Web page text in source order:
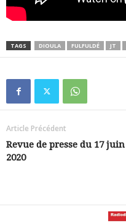
TAGS DIOULA FULFULDÉ JT
Article Précédent
Revue de presse du 17 juin
2020